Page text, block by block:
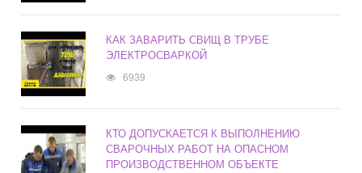
КАК ЗАВАРИТЬ СВИЩ В ТРУБЕ
ЭЛЕКТРОСВАРКОЙ
6939
КТО ДОПУСКАЕТСЯ К ВЫПОЛНЕНИЮ
СВАРОЧНЫХ РАБОТ НА ОПАСНОМ
ПРОИЗВОДСТВЕННОМ ОБЪЕКТЕ